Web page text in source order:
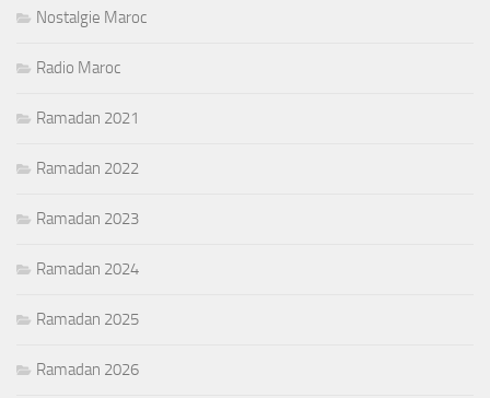
Nostalgie Maroc
Radio Maroc
Ramadan 2021
Ramadan 2022
Ramadan 2023
Ramadan 2024
Ramadan 2025
Ramadan 2026